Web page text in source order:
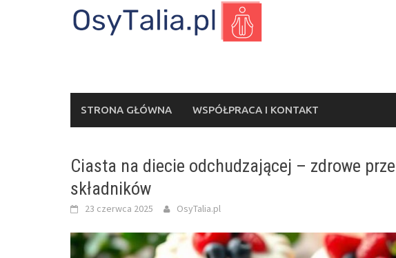
STRONA GŁÓWNA WSPÓŁPRACA I KONTAKT
Ciasta na diecie odchudzającej – zdrowe
składników
23 czerwca 2025 OsyTalia.pl